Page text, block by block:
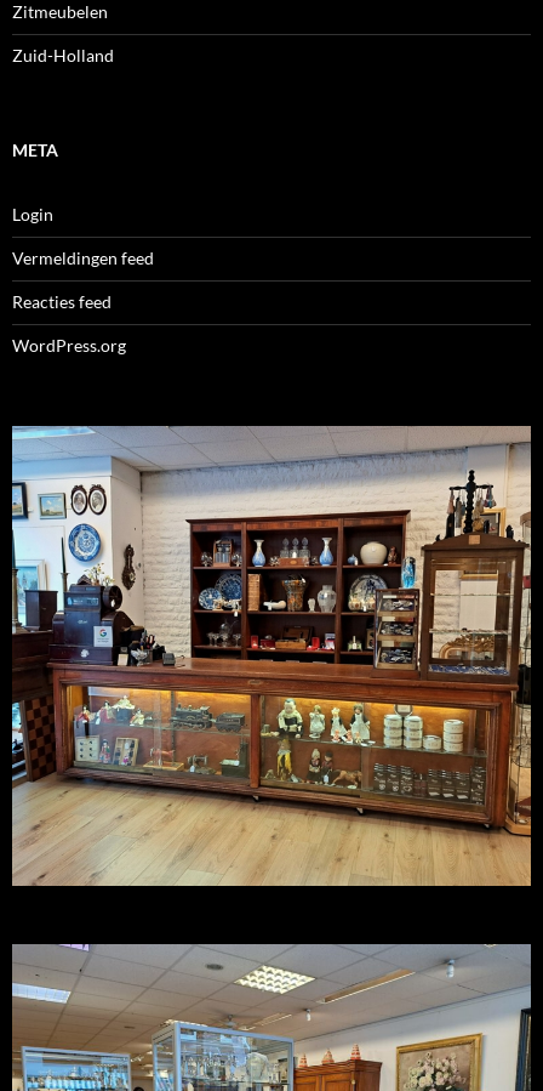
Zitmeubelen
Zuid-Holland
META
Login
Vermeldingen feed
Reacties feed
WordPress.org